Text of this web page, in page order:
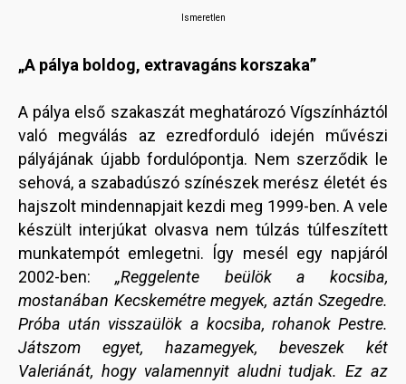
Ismeretlen
„A pálya boldog, extravagáns korszaka”
A pálya első szakaszát meghatározó Vígszínháztól
való megválás az ezredforduló idején művészi
pályájának újabb fordulópontja. Nem szerződik le
sehová, a szabadúszó színészek merész életét és
hajszolt mindennapjait kezdi meg 1999-ben. A vele
készült interjúkat olvasva nem túlzás túlfeszített
munkatempót emlegetni. Így mesél egy napjáról
2002-ben:„Reggelente beülök a kocsiba,
mostanában Kecskemétre megyek, aztán Szegedre.
Próba után visszaülök a kocsiba, rohanok Pestre.
Játszom egyet, hazamegyek, beveszek két
Valeriánát, hogy valamennyit aludni tudjak. Ez az